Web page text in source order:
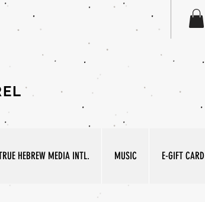
HEBREW MEDIA INTL. MUSIC E-GIFT CARD